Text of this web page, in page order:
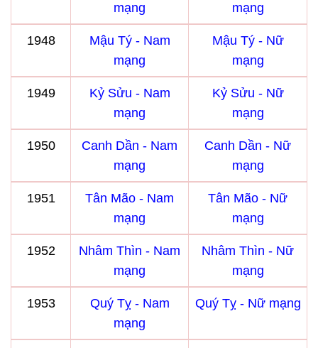
mạng
mạng
1948
Mậu Tý - Nam
mạng
Mậu Tý - Nữ
mạng
1949
Kỷ Sửu - Nam
mạng
Kỷ Sửu - Nữ
mạng
1950
Canh Dần - Nam
mạng
Canh Dần - Nữ
mạng
1951
Tân Mão - Nam
mạng
Tân Mão - Nữ
mạng
1952
Nhâm Thìn - Nam
mạng
Nhâm Thìn - Nữ
mạng
1953
Quý Tỵ - Nam
mạng
Quý Tỵ - Nữ mạng